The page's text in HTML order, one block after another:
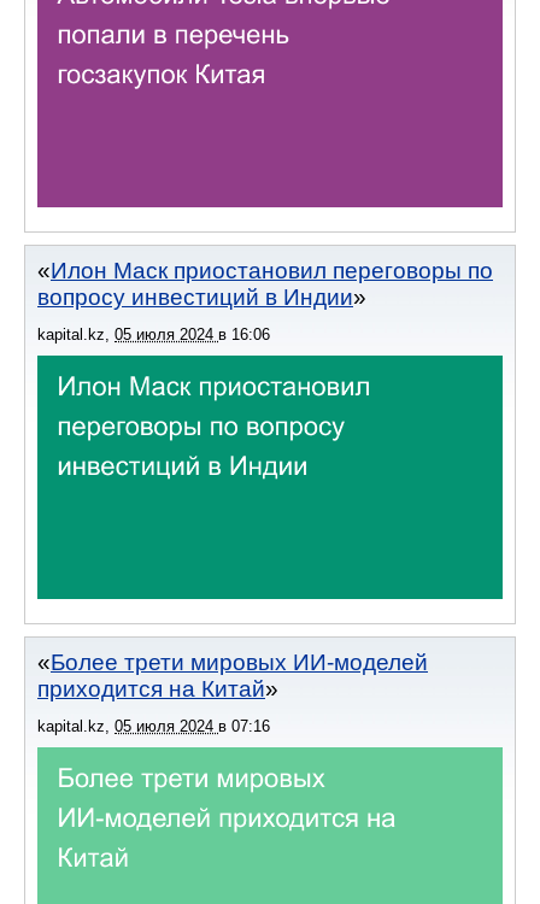
Илон Маск приостановил переговоры по
вопросу инвестиций в Индии
kapital.kz, 05 июля 2024 в 16:06
Более трети мировых ИИ-моделей
приходится на Китай
kapital.kz 05 июля 2024 в 07:16